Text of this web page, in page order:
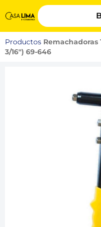
Productos Remachadoras
3/16″) 69-646